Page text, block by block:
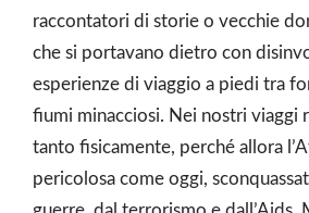
raccontatori di storie o vecchie
che si portavano dietro con
esperienze di viaggio a piedi tra
fiumi minacciosi. Nei nostri viaggi
tanto fisicamente, perché allora
pericolosa come oggi,